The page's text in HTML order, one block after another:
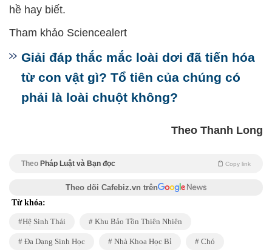
hề hay biết.
Tham khảo Sciencealert
Giải đáp thắc mắc loài dơi đã tiến hóa
từ con vật gì? Tổ tiên của chúng có
phải là loài chuột không?
Theo Thanh Long
Theo Pháp Luật và Bạn đọc Copy link
Theo dõi Cafebiz.vn trên
Từ khóa:
Hệ Sinh Thái Khu Bảo Tồn Thiên Nhiên
Đa Dạng Sinh Học Nhà Khoa Học Bỉ Chó